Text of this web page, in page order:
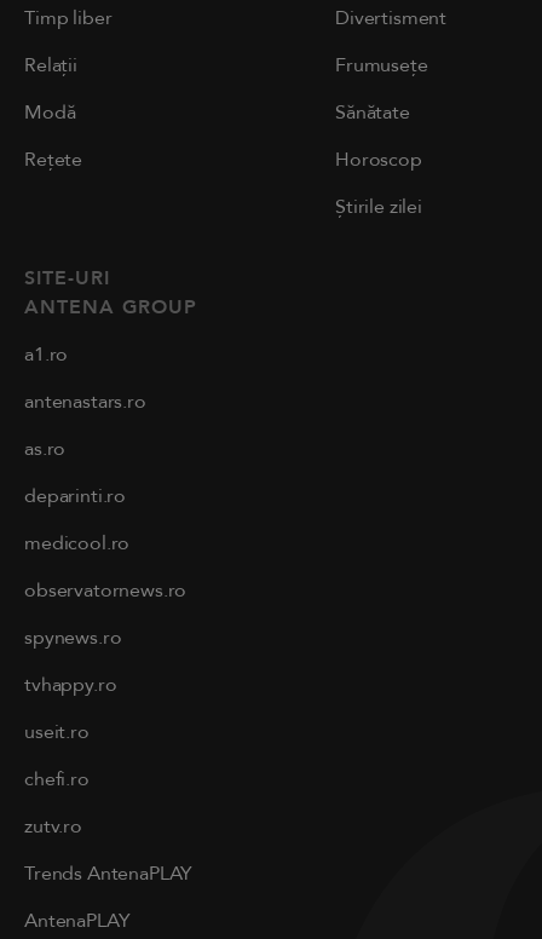
Timp liber
Relații
Modă
Rețete
Divertisment
Frumusețe
Sănătate
Horoscop
Știrile zilei
SITE-URI
ANTENA GROUP
a1.ro
antenastars.ro
as.ro
deparinti.ro
medicool.ro
observatornews.ro
spynews.ro
tvhappy.ro
useit.ro
chefi.ro
zutv.ro
Trends AntenaPLAY
AntenaPLAY